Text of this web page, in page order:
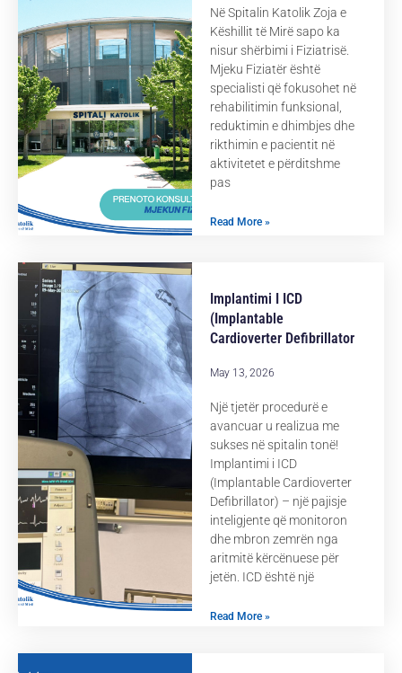
Në Spitalin Katolik Zoja e
Këshillit të Mirë sapo ka
nisur shërbimi i Fiziatrisë.
Mjeku Fiziatër është
specialisti që fokusohet në
rehabilitimin funksional,
reduktimin e dhimbjes dhe
rikthimin e pacientit në
aktivitetet e përditshme
pas
Read More »
Implantimi I ICD
(Implantable
Cardioverter Defibrillator
May 13, 2026
Një tjetër procedurë e
avancuar u realizua me
sukses në spitalin tonë!
Implantimi i ICD
(Implantable Cardioverter
Defibrillator) – një pajisje
inteligjente që monitoron
dhe mbron zemrën nga
aritmitë kërcënuese për
jetën. ICD është një
Read More »